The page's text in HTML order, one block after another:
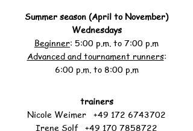
Summer season (April to November)
Wednesdays
Beginner: 5:00 p.m. to 7:00 p.m
Advanced and tournament runners:
6:00 p.m. to 8:00 p.m
trainers
Nicole Weimer +49 172 6743702
Irene Solf +49 170 7858722